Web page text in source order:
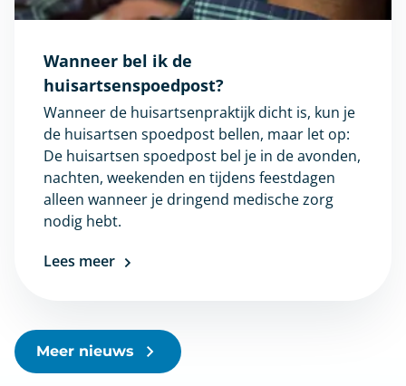
Wanneer bel ik de
huisartsenspoedpost?
Wanneer de huisartsenpraktijk dicht is, kun je
de huisartsen spoedpost bellen, maar let op:
De huisartsen spoedpost bel je in de avonden,
nachten, weekenden en tijdens feestdagen
alleen wanneer je dringend medische zorg
nodig hebt.
Lees meer
Meer nieuws